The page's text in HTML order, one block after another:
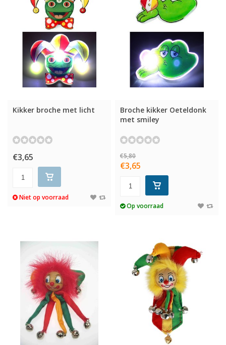
Kikker broche met licht
€3,65
Niet op voorraad
Broche kikker Oeteldonk
met smiley
€5,80
€3,65
Op voorraad